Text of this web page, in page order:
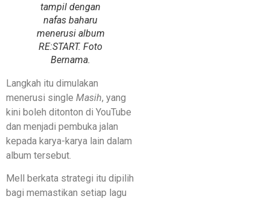
tampil dengan
nafas baharu
menerusi album
RE:START. Foto
Bernama.
Langkah itu dimulakan
menerusi single Masih, yang
kini boleh ditonton di YouTube
dan menjadi pembuka jalan
kepada karya-karya lain dalam
album tersebut.
Mell berkata strategi itu dipilih
bagi memastikan setiap lagu